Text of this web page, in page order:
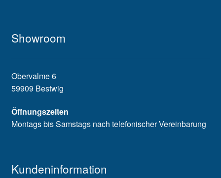
Showroom
Obervalme 6
59909 Bestwig
Öffnungszeiten
Montags bis Samstags nach telefonischer Vereinbarung
Kundeninformation